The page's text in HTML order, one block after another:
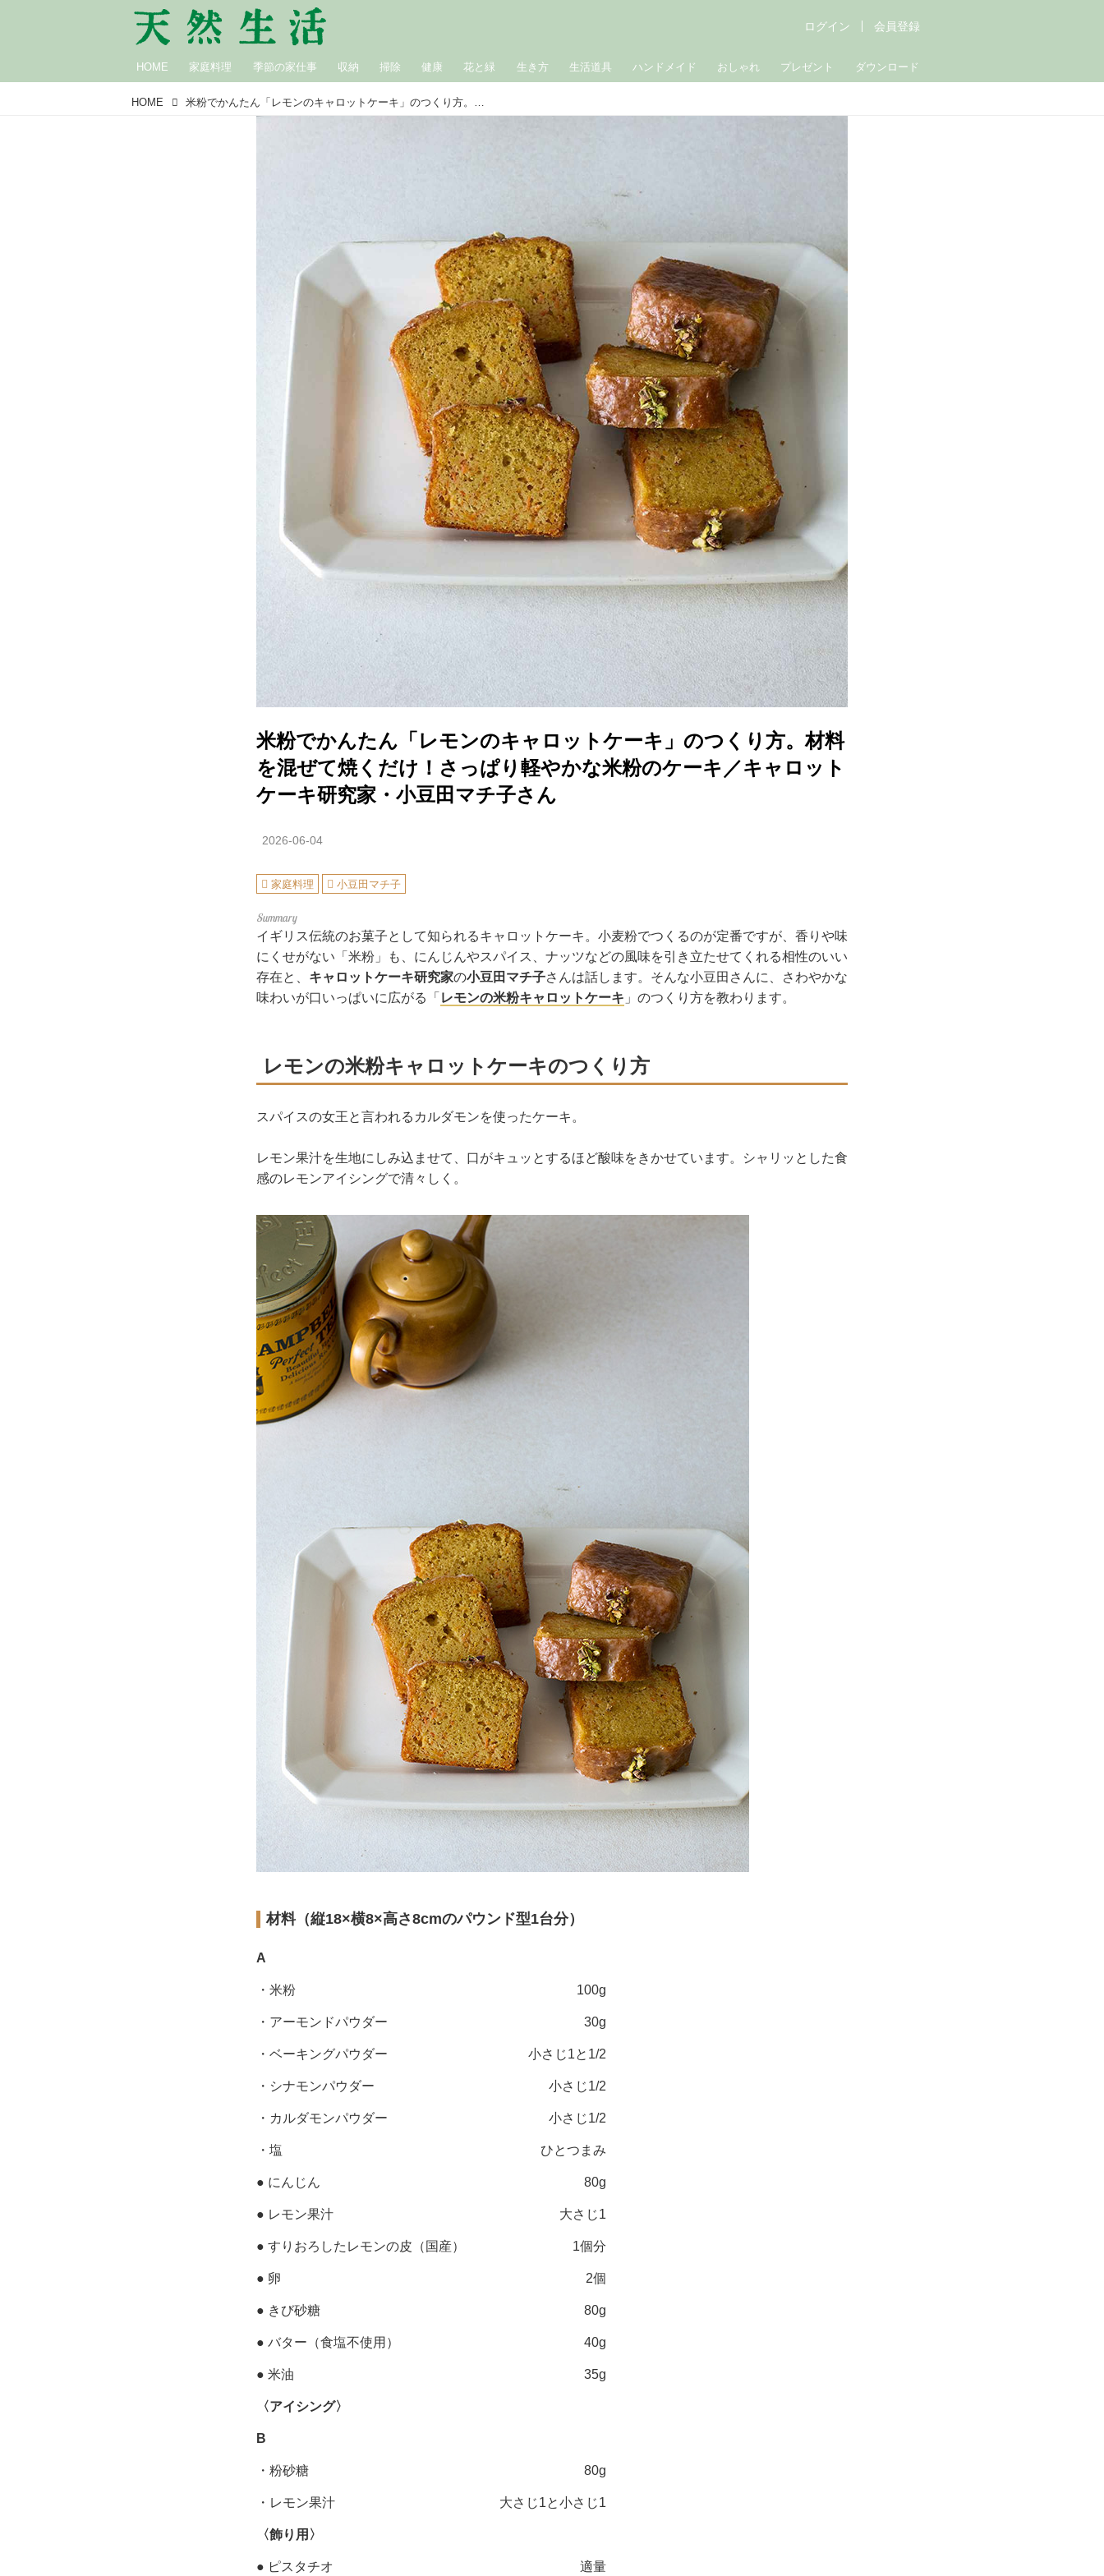
HOME 家庭料理 季節の家仕事 収納 掃除 健康 花と緑 生き方 生活道具 ハンドメイド おしゃれ プレゼント ダウンロード
ログイン 会員登録
HOME 米粉でかんたん「レモンのキャロットケーキ」のつくり方。材料を混ぜて焼くだけ！さっぱり軽やかな米粉のケーキ／キャロットケーキ研究家・小豆田マチ子さん
米粉でかんたん「レモンのキャロットケーキ」のつくり方。材料
を混ぜて焼くだけ！さっぱり軽やかな米粉のケーキ／キャロット
ケーキ研究家・小豆田マチ子さん
2026-06-04
家庭料理 小豆田マチ子
イギリス伝統のお菓子として知られるキャロットケーキ。小麦粉でつくるのが定番ですが、香りや味
にくせがない「米粉」も、にんじんやスパイス、ナッツなどの風味を引き立たせてくれる相性のいい
存在と、 キャロットケーキ研究家の小豆田マチ子さんは話します。そんな小豆田さんに、さわやかな
味わいが口いっぱいに広がる「 レモンの米粉キャロットケーキ 」のつくり方を教わります。
レモンの米粉キャロットケーキのつくり方
スパイスの女王と言われるカルダモンを使ったケーキ。
レモン果汁を生地にしみ込ませて、口がキュッとするほど酸味をきかせています。シャリッとした食
感のレモンアイシングで清々しく。
材料（縦18×横8×高さ8cmのパウンド型1台分）
A
・米粉 100g
・アーモンドパウダー 30g
・ベーキングパウダー 小さじ1と1/2
・シナモンパウダー 小さじ1/2
・カルダモンパウダー 小さじ1/2
・塩 ひとつまみ
● にんじん 80g
● レモン果汁 大さじ1
● すりおろしたレモンの皮（国産） 1個分
● 卵 2個
● きび砂糖 80g
● バター（食塩不使用） 40g
● 米油 35g
〈アイシング〉
B
・粉砂糖 80g
・レモン果汁 大さじ1と小さじ1
〈飾り用〉
● ピスタチオ 適量